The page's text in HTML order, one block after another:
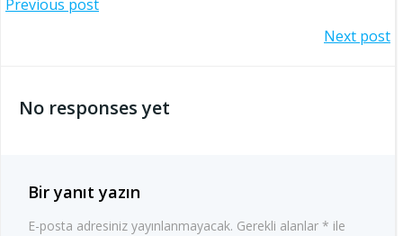
Post
Previous post
navigation
Next post
No responses yet
Bir yanıt yazın
E-posta adresiniz yayınlanmayacak. Gerekli alanlar * ile